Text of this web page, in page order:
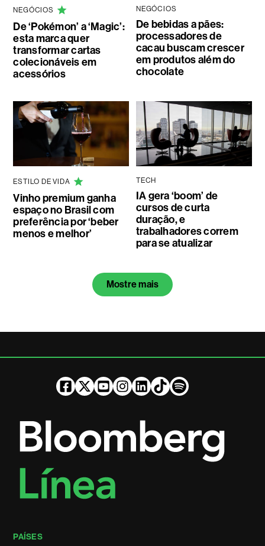
NEGÓCIOS
De ‘Pokémon’ a ‘Magic’:
esta marca quer
transformar cartas
colecionáveis em
acessórios
NEGÓCIOS
De bebidas a pães:
processadores de
cacau buscam crescer
em produtos além do
chocolate
ESTILO DE VIDA
Vinho premium ganha
espaço no Brasil com
preferência por ‘beber
menos e melhor’
TECH
IA gera ‘boom’ de
cursos de curta
duração, e
trabalhadores correm
para se atualizar
Mostre mais
PAÍSES